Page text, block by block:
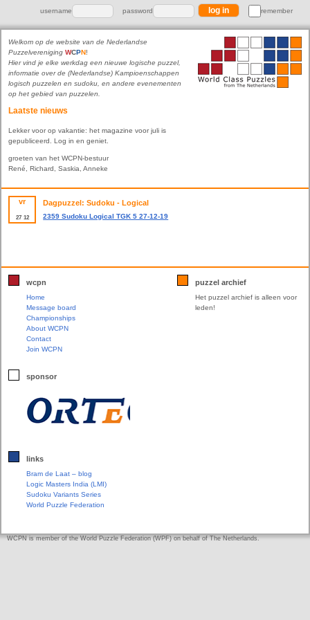
username password remember
Welkom op de website van de Nederlandse
Puzzelvereniging WCPN!
Hier vind je elke werkdag een nieuwe logische puzzel,
informatie over de (Nederlandse) Kampioenschappen
logisch puzzelen en sudoku, en andere evenementen
op het gebied van puzzelen.
Laatste nieuws
Lekker voor op vakantie: het magazine voor juli is
gepubliceerd. Log in en geniet.
groeten van het WCPN-bestuur
René, Richard, Saskia, Anneke
vr
27 12
Dagpuzzel: Sudoku - Logical
2359 Sudoku Logical TGK 5 27-12-19
wcpn
Home
Message board
Championships
About WCPN
Contact
Join WCPN
sponsor
links
Bram de Laat – blog
Logic Masters India (LMI)
Sudoku Variants Series
World Puzzle Federation
puzzel archief
Het puzzel archief is alleen voor
leden!
WCPN is member of the World Puzzle Federation (WPF) on behalf of The Netherlands.